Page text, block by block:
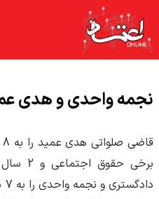
نجمه واحدی و هدی
برخی